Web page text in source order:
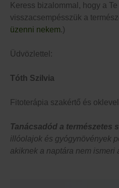
Keress bizalommal, hogy a
visszacsempésszük a
üzenni nekem.)
Üdvözlettel:
Tóth Szilvia
Fitoterápia szakértő és
Tanácsadód a természetes
illóolajok és gyógynövények
akiknek a naptára nem ismeri